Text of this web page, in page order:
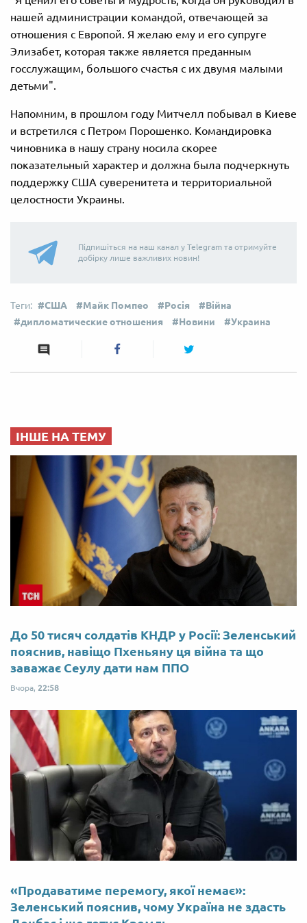
нашей администрации командой, отвечающей за
отношения с Европой. Я желаю ему и его супруге
Элизабет, которая также является преданным
госслужащим, большого счастья с их двумя малыми
детьми".
Напомним, в прошлом году Митчелл побывал в Киеве
и встретился с Петром Порошенко. Командировка
чиновника в нашу страну носила скорее
показательный характер и должна была подчеркнуть
поддержку США суверенитета и территориальной
целостности Украины.
Підпишіться на наш канал у Telegram та отримуйте
добірку лише важливих новин!
США Майк Помпео Росія
Війна
дипломатические отношения
Новини Украина
ІНШЕ НА ТЕМУ
До 50 тисяч солдатів КНДР у Росії: Зеленський
пояснив, навіщо Пхеньяну ця війна та що
заважає Сеулу дати нам ППО
Вчора, 22:58
«Продаватиме перемогу, якої немає»:
Зеленський пояснив, чому Україна не здасть